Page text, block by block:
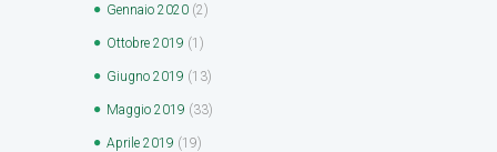
Gennaio 2020 (2)
Ottobre 2019 (1)
Giugno 2019 (13)
Maggio 2019 (33)
Aprile 2019 (19)